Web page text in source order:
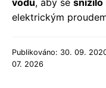
elektrickým
Publikováno: 30. 09.
07. 2026